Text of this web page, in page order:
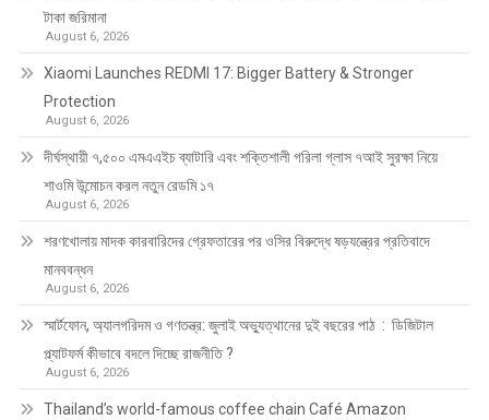
টাকা জরিমানা
August 6, 2026
Xiaomi Launches REDMI 17: Bigger Battery & Stronger
Protection
August 6, 2026
দীর্ঘস্থায়ী ৭,৫০০ এমএএইচ ব্যাটারি এবং শক্তিশালী গরিলা গ্লাস ৭আই সুরক্ষা নিয়ে
শাওমি উন্মোচন করল নতুন রেডমি ১৭
August 6, 2026
শরণখোলায় মাদক কারবারিদের গ্রেফতারের পর ওসির বিরুদ্ধে ষড়যন্ত্রের প্রতিবাদে
মানববন্ধন
August 6, 2026
স্মার্টফোন, অ্যালগরিদম ও গণতন্ত্র: জুলাই অভ্যুত্থানের দুই বছরের পাঠ : ডিজিটাল
প্ল্যাটফর্ম কীভাবে বদলে দিচ্ছে রাজনীতি ?
August 6, 2026
Thailand’s world-famous coffee chain Café Amazon